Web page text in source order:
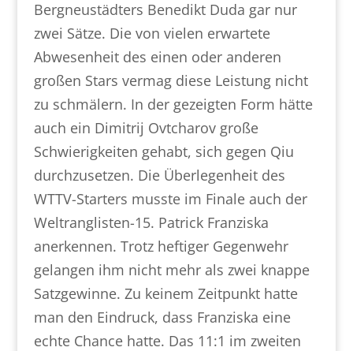
Bergneustädters Benedikt Duda gar nur
zwei Sätze. Die von vielen erwartete
Abwesenheit des einen oder anderen
großen Stars vermag diese Leistung nicht
zu schmälern. In der gezeigten Form hätte
auch ein Dimitrij Ovtcharov große
Schwierigkeiten gehabt, sich gegen Qiu
durchzusetzen. Die Überlegenheit des
WTTV-Starters musste im Finale auch der
Weltranglisten-15. Patrick Franziska
anerkennen. Trotz heftiger Gegenwehr
gelangen ihm nicht mehr als zwei knappe
Satzgewinne. Zu keinem Zeitpunkt hatte
man den Eindruck, dass Franziska eine
echte Chance hatte. Das 11:1 im zweiten